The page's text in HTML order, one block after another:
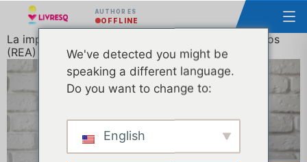
AUTHOR ES
OFFLINE
La importancia de los Recursos Educativos Abiertos
(REA) y su uso eficazWe've detected you might be
speaking a different language.
Do you want to change to:
English